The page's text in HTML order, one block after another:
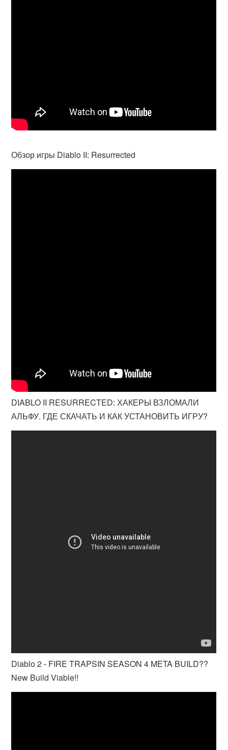
Обзор игры Diablo II: Resurrected
DIABLO II RESURRECTED: ХАКЕРЫ ВЗЛОМАЛИ
АЛЬФУ. ГДЕ СКАЧАТЬ И КАК УСТАНОВИТЬ ИГРУ?
Diablo 2 - FIRE TRAPSIN SEASON 4 META BUILD??
New Build Viable!!